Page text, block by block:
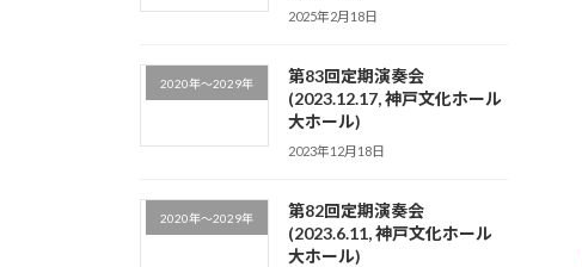
2025年2月18日
2020年～2029年
第83回定期演奏会
(2023.12.17, 神戸文化ホール
大ホール)
2023年12月18日
2020年～2029年
第82回定期演奏会
(2023.6.11, 神戸文化ホール
大ホール)